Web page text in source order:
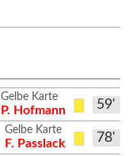
59'
Gelbe Karte
P. Hofmann
78'
Gelbe Karte
F. Passlack